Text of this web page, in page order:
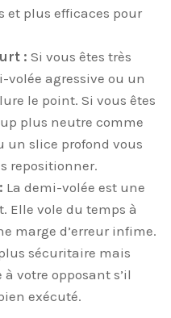
plus efficaces pour
: Si vous êtes très
agressive ou un
le point. Si vous êtes
plus neutre comme
un slice profond vous
repositionner.
La demi-volée est une
Elle vole du temps à
marge d’erreur infime.
sécuritaire mais
votre opposant s’il
exécuté.